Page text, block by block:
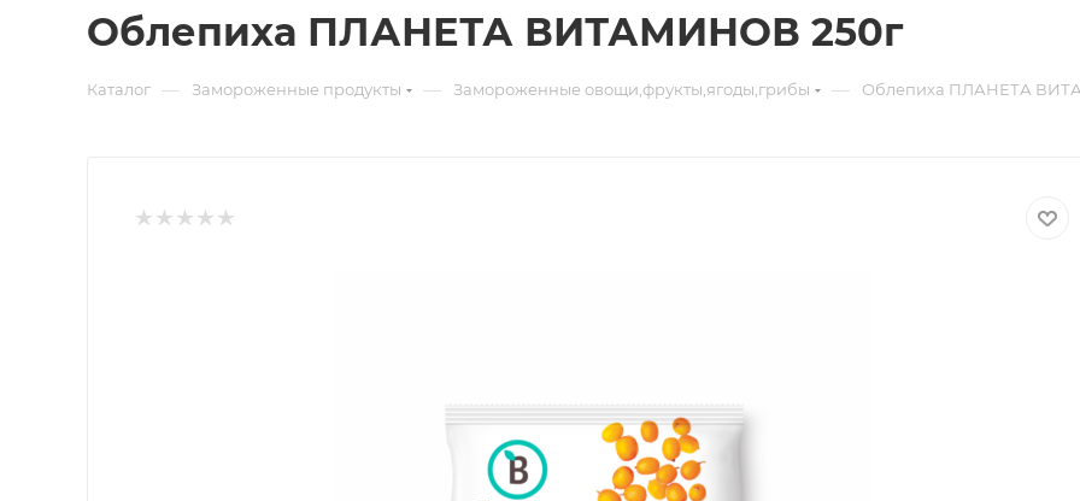
Облепиха ПЛАНЕТА ВИТАМИНОВ 250г
Каталог — Замороженные продукты — Замороженные овощи,фрукты,ягоды,грибы — Облепиха ПЛАНЕТА